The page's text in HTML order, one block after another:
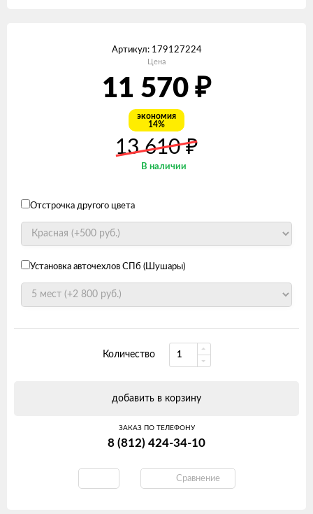
Артикул: 179127224
Цена
11 570 ₽
экономия
14%
13 610₽
В наличии
Отстрочка другого цвета
Установка авточехлов СПб (Шушары)
Количество
добавить в корзину
ЗАКАЗ ПО ТЕЛЕФОНУ
8 (812) 424-34-10
Сравнение